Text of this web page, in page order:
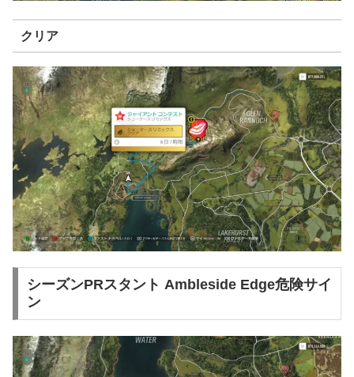
クリア
シーズンPRスタント Ambleside Edge危険サイ
ン